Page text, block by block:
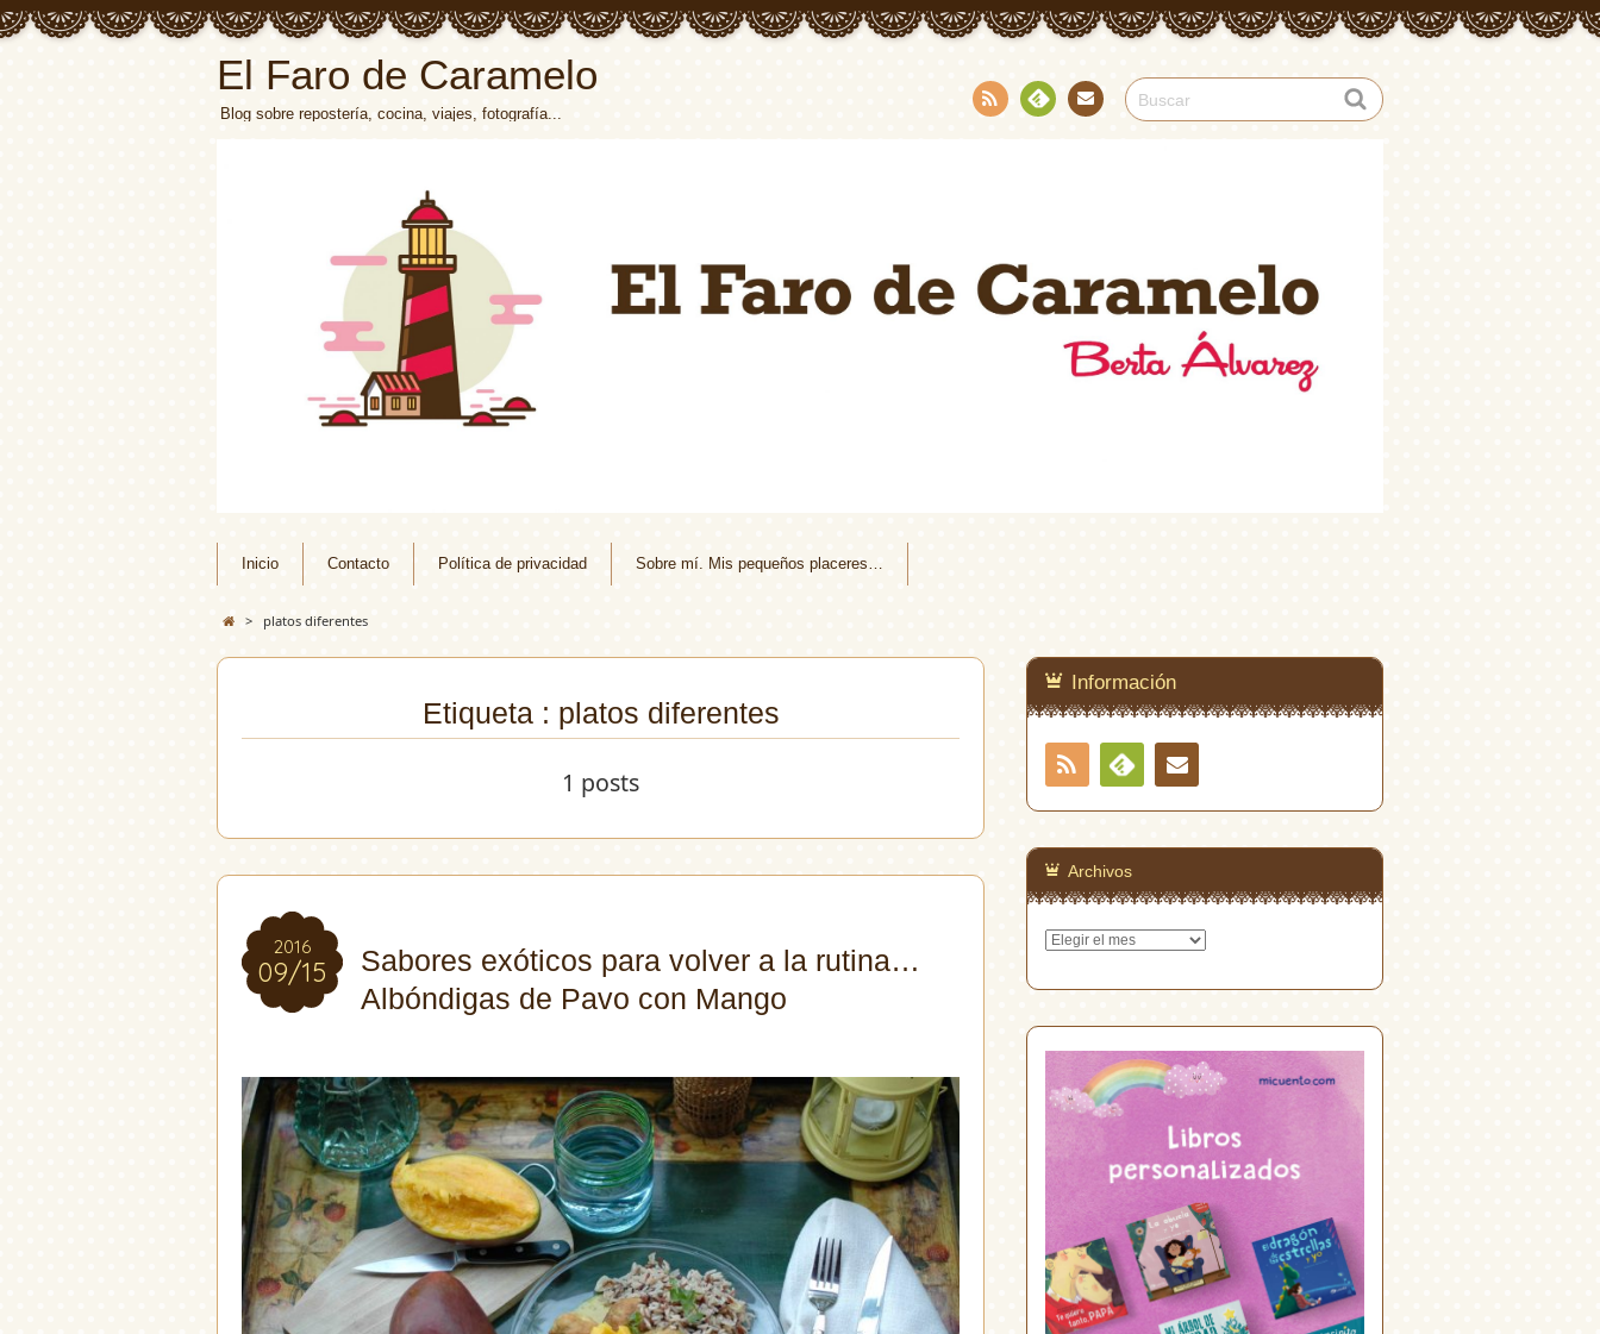
El Faro de Caramelo
Blog sobre repostería, cocina, viajes, fotografía...
Inicio Contacto Política de privacidad Sobre mí. Mis pequeños placeres…
> platos diferentes
Etiqueta : platos diferentes
1 posts
2016
09/15
2016
09/15
Sabores exóticos para volver a la rutina…
Albóndigas de Pavo con Mango
Información
RSS
Feedly
Archivos
Archivos